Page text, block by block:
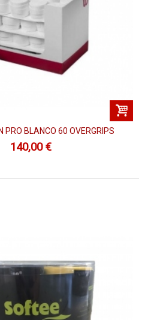
accesorios de pádel contamos con
, como son,
Padel sesión, Nox, Head
te guste y mejor conjuntado vayas
catálogo de accesorios de pádel
y siempre con unacamiseta
en cada pedido que realices. No
nuestro servicio y trato con el cliente.
PRO BLANCO 60 OVERGRIPS
140,00 €